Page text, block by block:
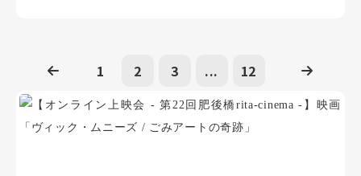
1 2 3 ... 12